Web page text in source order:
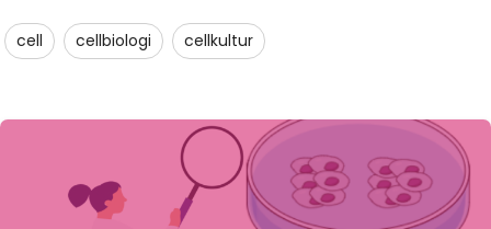
cell cellbiologi cellkultur